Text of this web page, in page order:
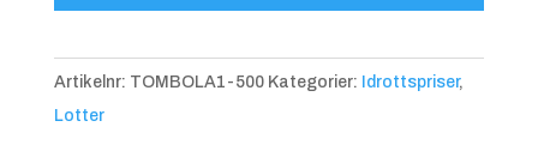
Artikelnr: TOMBOLA1-500 Kategorier: Idrottspriser,
Lotter